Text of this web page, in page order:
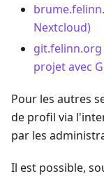
Nextcloud)
projet avec
Pour les autres
de profil via
par les
Il est possible,